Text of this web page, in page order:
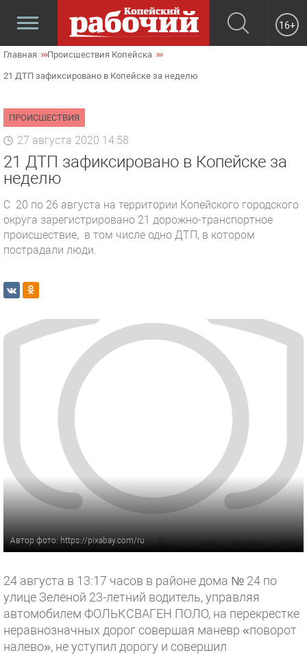
16+
Главная Происшествия Копейска
21 ДТП зафиксировано в Копейске за неделю
ПРОИСШЕСТВИЯ
27 августа 2020 14:58
21 ДТП зафиксировано в Копейске за
неделю
С 20 по 26 августа на территории Копейского городского
округа зарегистрировано 21 дорожно-транспортное
происшествие, в том числе одно ДТП, в котором
пострадали люди.
Автор фото: https://pixabay.com/ru
24 августа в 13:17 часов в районе дома № 24 по
улице Зеленой 23-летний водитель, управляя
автомобилем ФОЛЬКСВАГЕН ПОЛО, на перекрестке
неравнозначных дорог совершая маневр «поворот
налево», не уступил дорогу и совершил